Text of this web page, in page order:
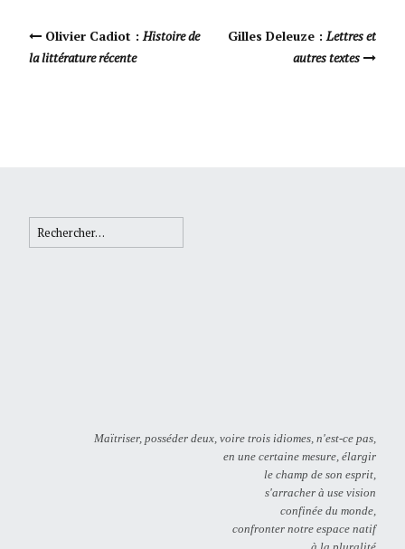
Navigation Article
Olivier Cadiot :Histoire de
la littérature récente
Gilles Deleuze :Lettres et
autres textes
Rechercher :
Maïtriser, posséder deux, voire trois idiomes, n'est-ce pas,
en une certaine mesure, élargir
le champ de son esprit,
s'arracher à use vision
confinée du monde,
confronter notre espace natif